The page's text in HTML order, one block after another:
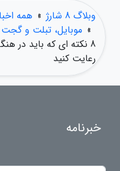
وبلاگ 8 شارژ » همه
» موبایل، تبلت و
8 نکته ای که باید در
رعایت کنید
خبرنامه